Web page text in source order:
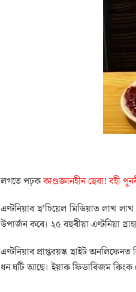
লগতে পঢ়ককাণ্ডজ্ঞানহীন ছেবা! বহী
এণ্টনিয়াৰ ছ’চিয়েল মিডিয়াত লাখ
উপাৰ্জন কৰে। ২৫ বছৰীয়া এণ্টনিয়া
এণ্টনিয়াৰ প্ৰাপ্তবয়স্ক ছাইট
ধন ঘটি আছে। ইয়াক ফিডাৰিজম কিংক